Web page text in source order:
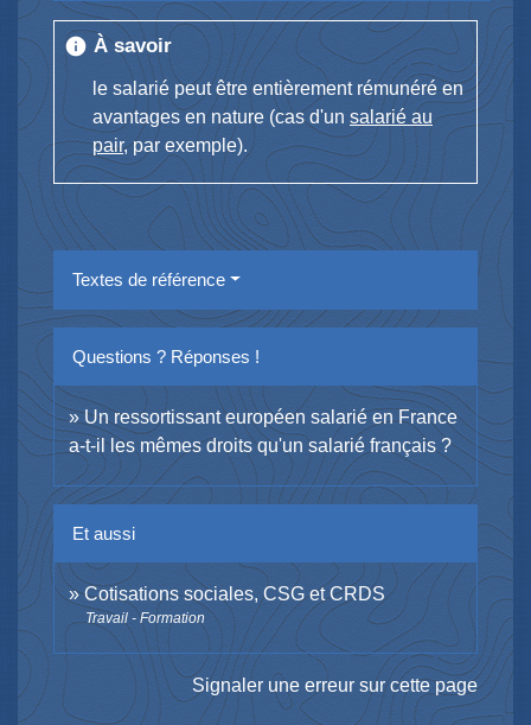
info À savoir
le salarié peut être entièrement rémunéré en
avantages en nature (cas d'un salarié au
pair, par exemple).
Textes de référence
Questions ? Réponses !
Un ressortissant européen salarié en France
a-t-il les mêmes droits qu'un salarié français ?
Et aussi
Cotisations sociales, CSG et CRDS
Travail - Formation
Signaler une erreur sur cette page